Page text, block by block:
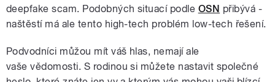
deepfake scam. Podobných situací podle OSN přibývá -
naštěstí má ale tento high-tech problém low-tech řešení.
Podvodníci můžou mít váš hlas, nemají ale
vaše vědomosti. S rodinou si můžete nastavit společné